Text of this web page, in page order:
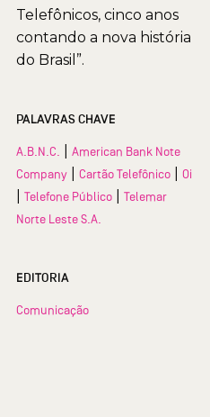
Telefônicos, cinco anos
contando a nova história
do Brasil”.
PALAVRAS CHAVE
A.B.N.C.
American Bank Note
Company
Cartão Telefônico Oi
Telefone Público
Telemar
Norte Leste S.A.
EDITORIA
Comunicação